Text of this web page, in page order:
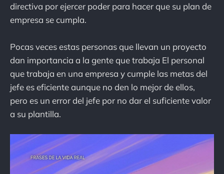
directiva por ejercer poder para hacer que su plan de
empresa se cumpla.
Pocas veces estas personas que llevan un proyecto
dan importancia a la gente que trabaja El personal
que trabaja en una empresa y cumple las metas del
jefe es eficiente aunque no den lo mejor de ellos,
pero es un error del jefe por no dar el suficiente valor
a su plantilla.